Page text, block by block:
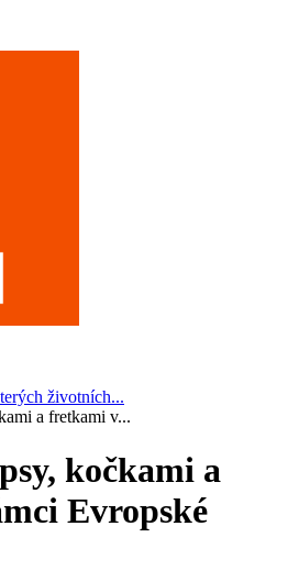
životních...
a fretkami v...
kočkami a
Evropské